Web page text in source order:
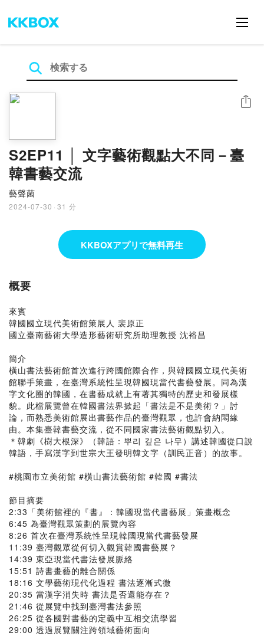
S2EP11 │ 文字藝術觀點大不同－臺
韓書藝交流
藝聲菌
2024-07-30 · 31 分
シェア
KKBOXアプリで無料再生
概要
來賓
韓國國立現代美術館策展人 裴原正
國立臺南藝術大學造形藝術研究所助理教授 沈裕昌
簡介
橫山書法藝術館首次進行跨國館際合作，與韓國國立現代美術
館聯手策畫，在臺灣系統性呈現韓國現當代書藝發展。同為漢
字文化圈的韓國，在書藝成就上有著其獨特的歷史和發展樣
貌。此檔展覽曾在韓國書法界掀起「書法是不是美術？」討
論，而熟悉美術館展出書藝作品的臺灣觀眾，也許會納悶緣
由。本集臺韓書藝交流，從不同國家書法藝術觀點切入。
＊韓劇《樹大根深》（韓語：뿌리 깊은 나무）講述韓國從口說
韓語，手寫漢字到世宗大王發明韓文字（訓民正音）的故事。
#桃園市立美術館 #橫山書法藝術館 #韓國 #書法
節目摘要
2:33「美術館裡的『書』：韓國現當代書藝展」策畫概念
6:45 為臺灣觀眾策劃的展覽內容
8:26 首次在臺灣系統性呈現韓國現當代書藝發展
11:39 臺灣觀眾從何切入觀賞韓國書藝展？
14:39 東亞現當代書法發展脈絡
15:51 詩書畫藝的離合關係
18:16 文學藝術現代化過程 書法逐漸式微
20:35 當漢字消失時 書法是否還能存在？
21:46 從展覽中找到臺灣書法參照
26:25 從各國對書藝的定義中互相交流學習
29:00 透過展覽關注跨領域藝術面向